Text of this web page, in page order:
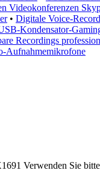
Videokonferenzen
• Digitale Voice-
Kondensator-
Recordings
Aufnahmemikrofone
Verwenden Sie